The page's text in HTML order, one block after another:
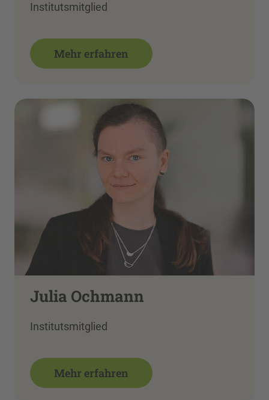
Institutsmitglied
Mehr erfahren
Julia Ochmann
Institutsmitglied
Mehr erfahren